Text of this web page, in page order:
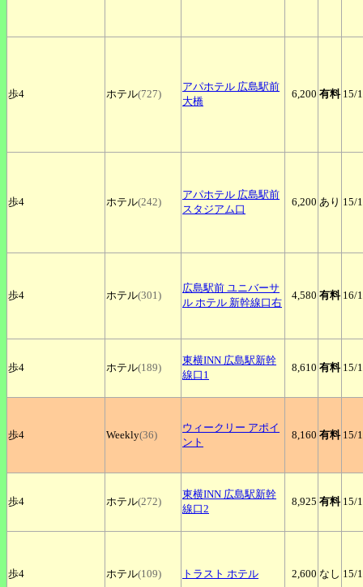
歩4 ホテル(727)
アパホテル 広島駅前
大橋
6,200 有料 15/
歩4 ホテル(242)
アパホテル 広島駅前
スタジアム口
6,200 あり 15/
歩4 ホテル(301)
広島駅前 ユニバーサ
ル ホテル 新幹線口右
4,580 有料 16/
歩4 ホテル(189)
東横INN 広島駅新幹
線口1
8,610 有料 15/
歩4 Weekly(36)
ウィークリー アポイ
ント
8,160 有料 15/
歩4 ホテル(272)
東横INN 広島駅新幹
線口2
8,925 有料 15/
歩4 ホテル(109) トラスト ホテル 2,600 なし 15/